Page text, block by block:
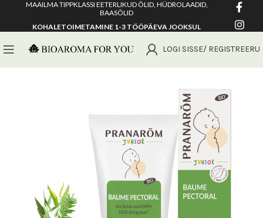
MAAILMA TIPPKLASSI EETERLIKUD ÕLID, HÜDROLAADID,
BAASÕLID
KOHALETOIMETAMINE 1-3 TÖÖPÄEVA JOOKSUL
LOGI SISSE/ REGISTREERU